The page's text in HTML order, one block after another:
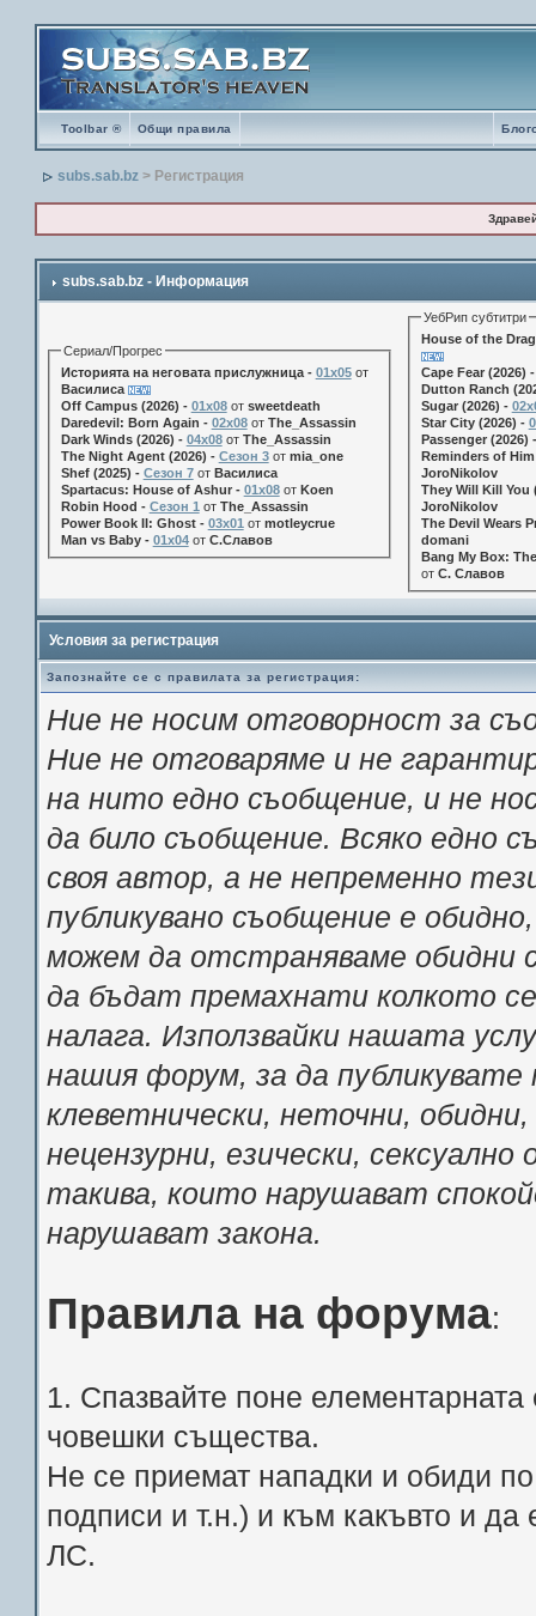
Toolbar ® Общи правила
subs.sab.bz > Регистрация
subs.sab.bz - Информация
Сериал/Прогрес
Историята на неговата прислужница - 01х05от
Василиса
Off Campus (2026) - 01x08от sweetdeath
Daredevil: Born Again - 02x08от The_Assassin
Dark Winds (2026) - 04x08от The_Assassin
The Night Agent (2026) - Сезон 3от mia_one
Shef (2025) - Сезон 7от Василиса
Spartacus: House of Ashur - 01x08от Koen
Robin Hood - Сезон 1 от The_Assassin
Power Book II: Ghost - 03x01 от motleycrue
Man vs Baby - 01x04от С.Славов
УебРип субтитри
House of the
Cape Fear (2026)
Dutton Ranch
Sugar (2026) -
Star City (2026) -
Passenger (2026)
Reminders of
JoroNikolov
They Will Kill You
JoroNikolov
The Devil Wears
domani
Bang My Box:
от С. Славов
Условия за регистрация
Запознайте се с правилата за регистрация:
Ние не носим отговорност за
Ние не отговаряме и не
на нито едно съобщение, и не
да било съобщение. Всяко едно
своя автор, а не непременно
публикувано съобщение е
можем да отстраняваме обидни
да бъдат премахнати колкото
налага. Използвайки нашата
нашия форум, за да
клеветнически, неточни,
нецензурни, езически,
такива, които нарушават
нарушават закона.
Правила на форума:
1. Спазвайте поне
човешки същества.
Не се приемат нападки и обиди
подписи и т.н.) и към какъвто и
ЛС.